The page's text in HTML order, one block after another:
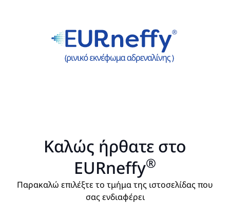
Καλώς ήρθατε στο
EURneffy®
Παρακαλώ επιλέξτε το τμήμα της ιστοσελίδας που
σας ενδιαφέρει